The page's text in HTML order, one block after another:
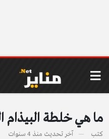
ما هي خلطة البيذام
كتب آخر تحديث منذ 4 سنوات